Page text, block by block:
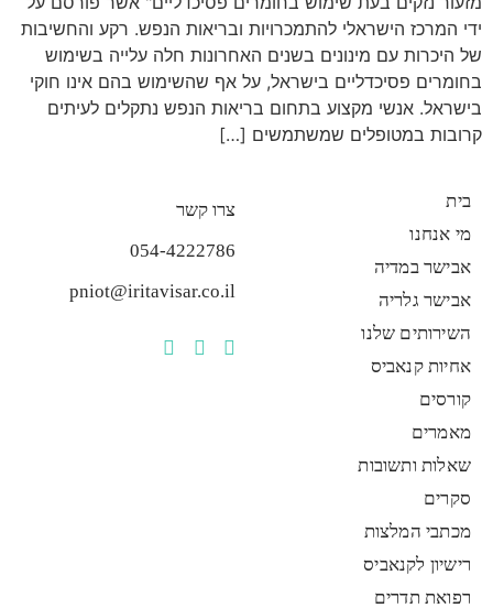
ידי המרכז הישראלי להתמכרויות ובריאות הנפש. רקע והחשיבות
של היכרות עם מינונים בשנים האחרונות חלה עלייה בשימוש
בחומרים פסיכדליים בישראל, על אף שהשימוש בהם אינו חוקי
בישראל. אנשי מקצוע בתחום בריאות הנפש נתקלים לעיתים
קרובות במטופלים שמשתמשים […]
בית
מי אנחנו
אבישר במדיה
אבישר גלריה
השירותים שלנו
אחיות קנאביס
קורסים
מאמרים
שאלות ותשובות
סקרים
מכתבי המלצות
רישיון לקנאביס
רפואת תדרים
צרו קשר
054-4222786
pniot@iritavisar.co.il